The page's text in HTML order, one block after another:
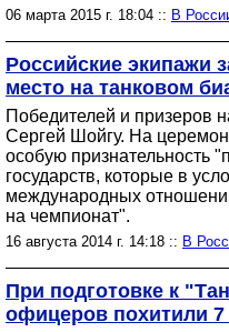
06 марта 2015 г. 18:04 :: В
Российские экипажи
место на танковом
Победителей и призеров
Сергей Шойгу. На
особую признательность
государств, которые в
международных
на чемпионат".
16 августа 2014 г. 14:18 :: В
При подготовке к
офицеров похитили 7